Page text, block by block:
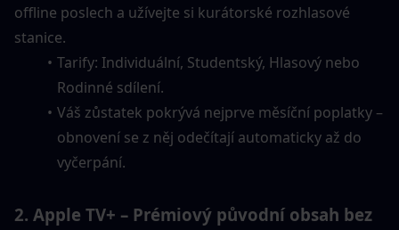
offline poslech a užívejte si kurátorské rozhlasové
stanice.
Tarify: Individuální, Studentský, Hlasový nebo
Rodinné sdílení.
Váš zůstatek pokrývá nejprve měsíční poplatky –
obnovení se z něj odečítají automaticky až do
vyčerpání.
2. Apple TV+ – Prémiový původní obsah bez